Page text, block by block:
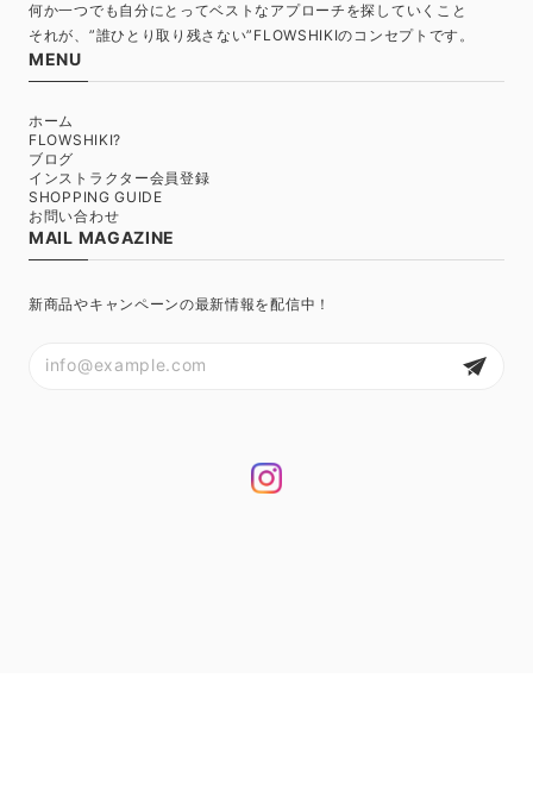
何か一つでも自分にとってベストなアプローチを探していくこと
それが、”誰ひとり取り残さない”FLOWSHIKIのコンセプトです。
MENU
ホーム
FLOWSHIKI?
ブログ
インストラクター会員登録
SHOPPING GUIDE
お問い合わせ
MAIL MAGAZINE
新商品やキャンペーンの最新情報を配信中！